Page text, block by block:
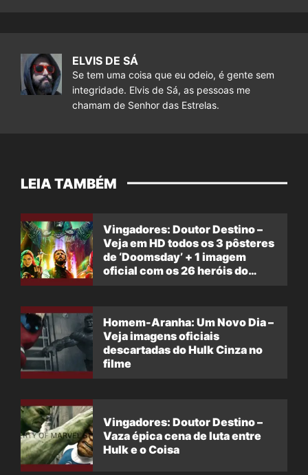
ELVIS DE SÁ
Se tem uma coisa que eu odeio, é gente sem
integridade. Elvis de Sá, as pessoas me
chamam de Senhor das Estrelas.
LEIA TAMBÉM
Vingadores: Doutor Destino –
Veja em HD todos os 3 pôsteres
de ‘Doomsday’ + 1 imagem
oficial com os 26 heróis do
Homem-Aranha: Um Novo Dia –
Veja imagens oficiais
descartadas do Hulk Cinza no
filme
Vingadores: Doutor Destino –
Vaza épica cena de luta entre
Hulk e o Coisa